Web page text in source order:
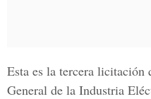
Esta es la tercera licitación
General de la Industria